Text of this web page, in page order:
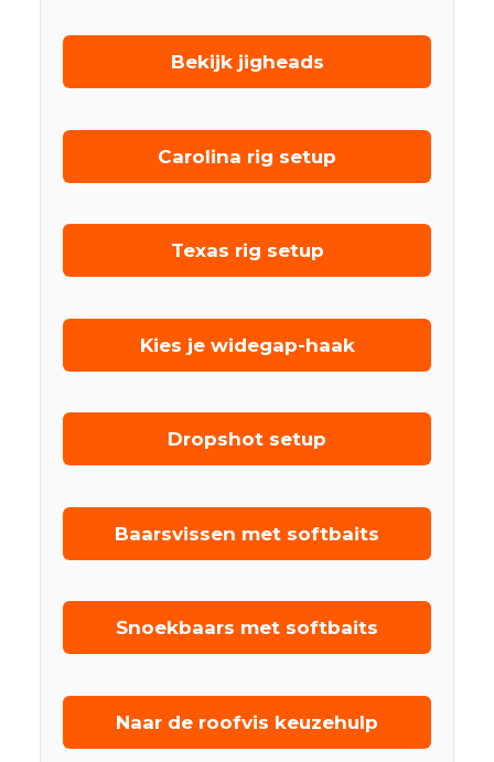
Bekijk jigheads
Carolina rig setup
Texas rig setup
Kies je widegap-haak
Dropshot setup
Baarsvissen met softbaits
Snoekbaars met softbaits
Naar de roofvis keuzehulp